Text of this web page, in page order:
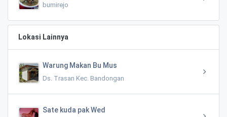
bumirejo
Lokasi Lainnya
Warung Makan Bu Mus
Ds. Trasan Kec. Bandongan
Sate kuda pak Wed